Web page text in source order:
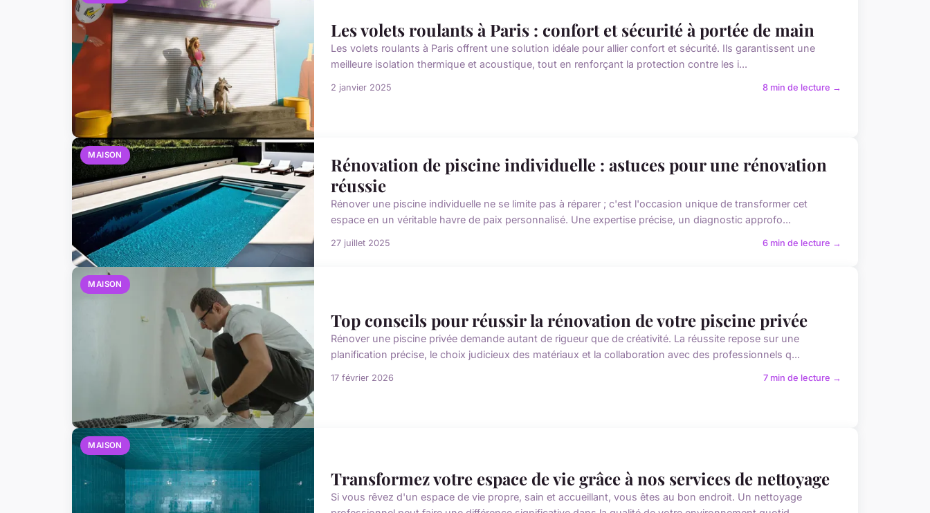
Les volets roulants à Paris : confort et sécurité à portée de main
Les volets roulants à Paris offrent une solution idéale pour allier confort et sécurité. Ils garantissent une
meilleure isolation thermique et acoustique, tout en renforçant la protection contre les i...
2 janvier 2025 8 min de lecture →
MAISON
Rénovation de piscine individuelle : astuces pour une rénovation
réussie
Rénover une piscine individuelle ne se limite pas à réparer ; c'est l'occasion unique de transformer cet
espace en un véritable havre de paix personnalisé. Une expertise précise, un diagnostic approfo...
27 juillet 2025 6 min de lecture →
MAISON
Top conseils pour réussir la rénovation de votre piscine privée
Rénover une piscine privée demande autant de rigueur que de créativité. La réussite repose sur une
planification précise, le choix judicieux des matériaux et la collaboration avec des professionnels q...
17 février 2026 7 min de lecture →
MAISON
Transformez votre espace de vie grâce à nos services de nettoyage
Si vous rêvez d'un espace de vie propre, sain et accueillant, vous êtes au bon endroit. Un nettoyage